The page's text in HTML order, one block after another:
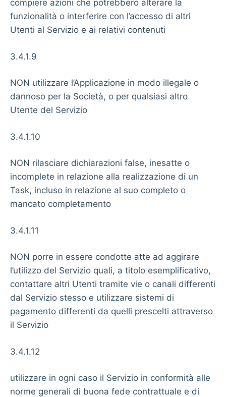
compiere azioni che potrebbero alterare la
funzionalità o interferire con l’accesso di altri
Utenti al Servizio e ai relativi contenuti
3.4.1.9
NON utilizzare l’Applicazione in modo illegale o
dannoso per la Società, o per qualsiasi altro
Utente del Servizio
3.4.1.10
NON rilasciare dichiarazioni false, inesatte o
incomplete in relazione alla realizzazione di un
Task, incluso in relazione al suo completo o
mancato completamento
3.4.1.11
NON porre in essere condotte atte ad aggirare
l’utilizzo del Servizio quali, a titolo esemplificativo,
contattare altri Utenti tramite vie o canali differenti
dal Servizio stesso e utilizzare sistemi di
pagamento differenti da quelli prescelti attraverso
il Servizio
3.4.1.12
utilizzare in ogni caso il Servizio in conformità alle
norme generali di buona fede contrattuale e di